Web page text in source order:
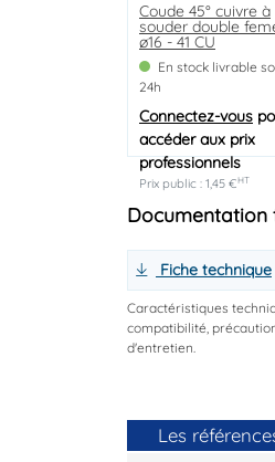
Coude 45° cuivre à
souder double
ø16 - 41 CU
En stock livrable
24h
Connectez-vous
accéder aux prix
professionnels
Prix public : 1,45 €HT
Fiche technique
Caractéristiques
compatibilité,
d'entretien.
Les